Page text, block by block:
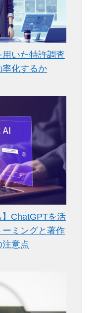
いた特許調査
率化するか
】ChatGPTを活
ミングと著作
注意点